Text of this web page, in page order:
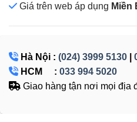
Giá trên web áp dụng Miền
Hà Nội : (024) 3999 5130
HCM : 033 994 5020
Giao hàng tận nơi mọi địa